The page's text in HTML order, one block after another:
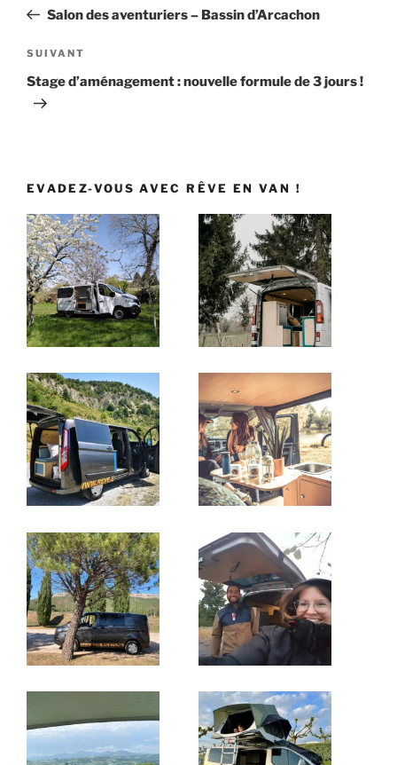
l’article
précédent
Salon des aventuriers – Bassin d’Arcachon
Article
suivant
SUIVANT
Stage d’aménagement : nouvelle formule de 3 jours !
EVADEZ-VOUS AVEC RÊVE EN VAN !